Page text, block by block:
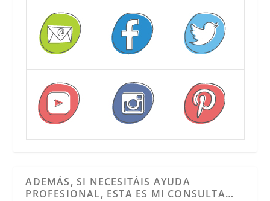
ADEMÁS, SI NECESITÁIS AYUDA
PROFESIONAL, ESTA ES MI CONSULTA…